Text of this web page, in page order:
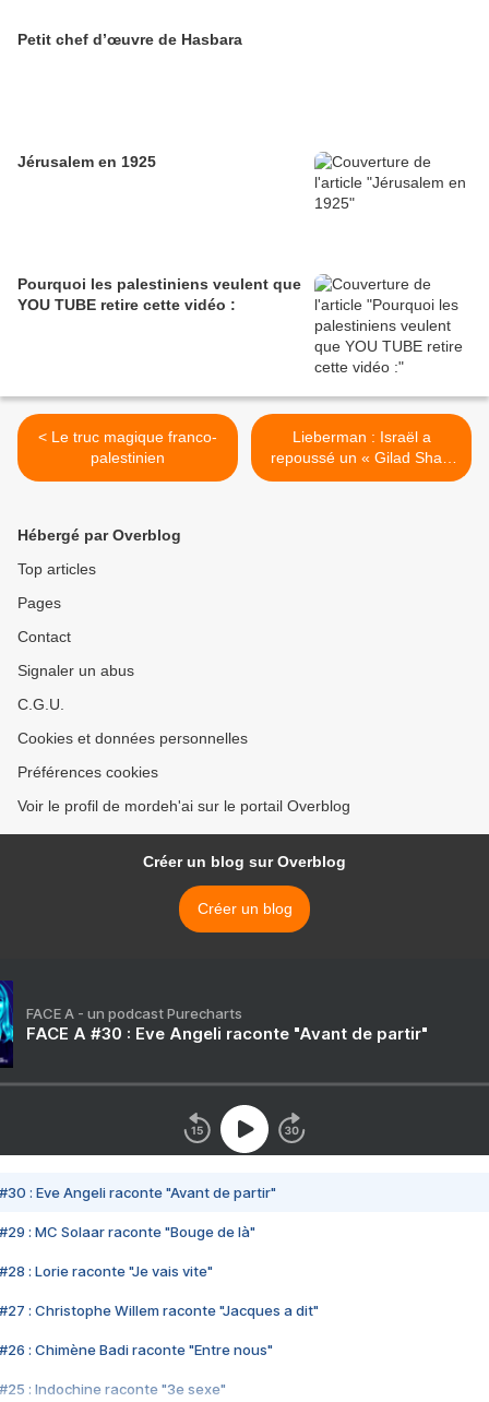
Petit chef d’œuvre de Hasbara
Jérusalem en 1925
Pourquoi les palestiniens veulent que
YOU TUBE retire cette vidéo :
< Le truc magique franco-
palestinien
Lieberman : Israël a
repoussé un « Gilad Shalit
II », dimanche >
Hébergé par Overblog
Top articles
Pages
Contact
Signaler un abus
C.G.U.
Cookies et données personnelles
Préférences cookies
Voir le profil de mordeh'ai sur le portail Overblog
Créer un blog sur Overblog
Créer un blog
FACE A - un podcast Purecharts
FACE A #30 : Eve Angeli raconte "Avant de partir"
#30 : Eve Angeli raconte "Avant de partir"
#29 : MC Solaar raconte "Bouge de là"
#28 : Lorie raconte "Je vais vite"
#27 : Christophe Willem raconte "Jacques a dit"
#26 : Chimène Badi raconte "Entre nous"
#25 : Indochine raconte "3e sexe"